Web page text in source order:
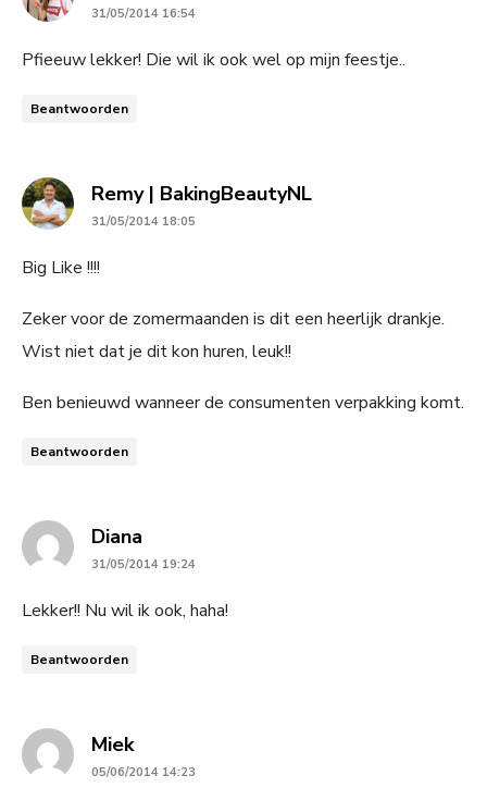
31/05/2014 16:54
Pfieeuw lekker! Die wil ik ook wel op mijn feestje..
Beantwoorden
Remy | BakingBeautyNLsays:
31/05/2014 18:05
Big Like !!!!
Zeker voor de zomermaanden is dit een heerlijk drankje.
Wist niet dat je dit kon huren, leuk!!
Ben benieuwd wanneer de consumenten verpakking komt.
Beantwoorden
Diana
31/05/2014 19:24
Lekker!! Nu wil ik ook, haha!
Beantwoorden
Mieksays:
05/06/2014 14:23